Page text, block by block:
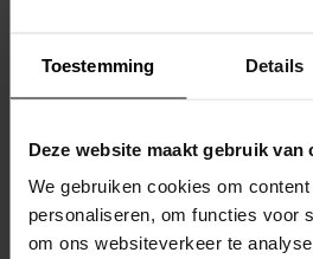
Toestemming Details
Deze website maakt gebruik van
We gebruiken cookies om
personaliseren, om functies voor
om ons websiteverkeer te
Ja, indien een kandidaat om een
beoordeling van de directeur, is
examens in het eerste tijdvak, mag